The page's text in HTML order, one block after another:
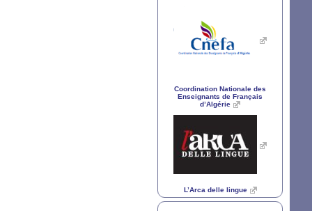
Coordination Nationale des
Enseignants de Français
d’Algérie
L’Arca delle lingue